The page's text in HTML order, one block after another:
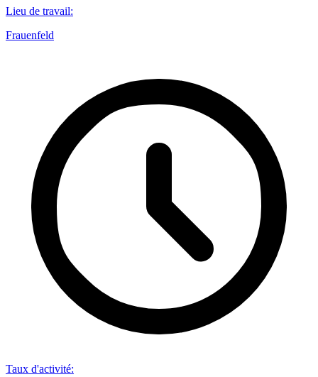
Lieu de travail:
Frauenfeld
Taux d'activité: